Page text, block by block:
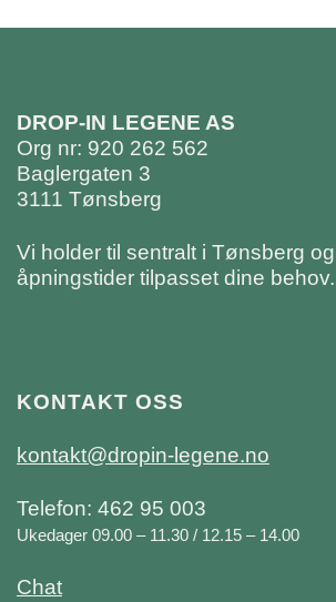
DROP-IN LEGENE AS
Org nr: 920 262 562
Baglergaten 3
3111 Tønsberg
Vi holder til sentralt i Tønsberg
åpningstider tilpasset dine behov.
KONTAKT OSS
kontakt@dropin-legene.no
Telefon: 462 95 003
Ukedager 09.00 – 11.30 / 12.15 – 14.00
Chat